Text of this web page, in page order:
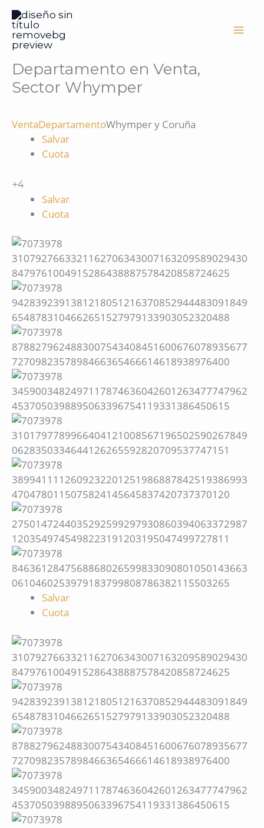
contenido
Departamento en Venta,
Sector Whymper
VentaDepartamentoWhymper y Coruña
Salvar
Cuota
+4
Salvar
Cuota
Salvar
Cuota